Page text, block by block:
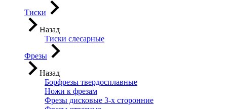
Тиски
Назад
Тиски слесарные
Фрезы
Назад
Борфрезы твердосплавные
Ножи к фрезам
Фрезы дисковые 3-х сторонние